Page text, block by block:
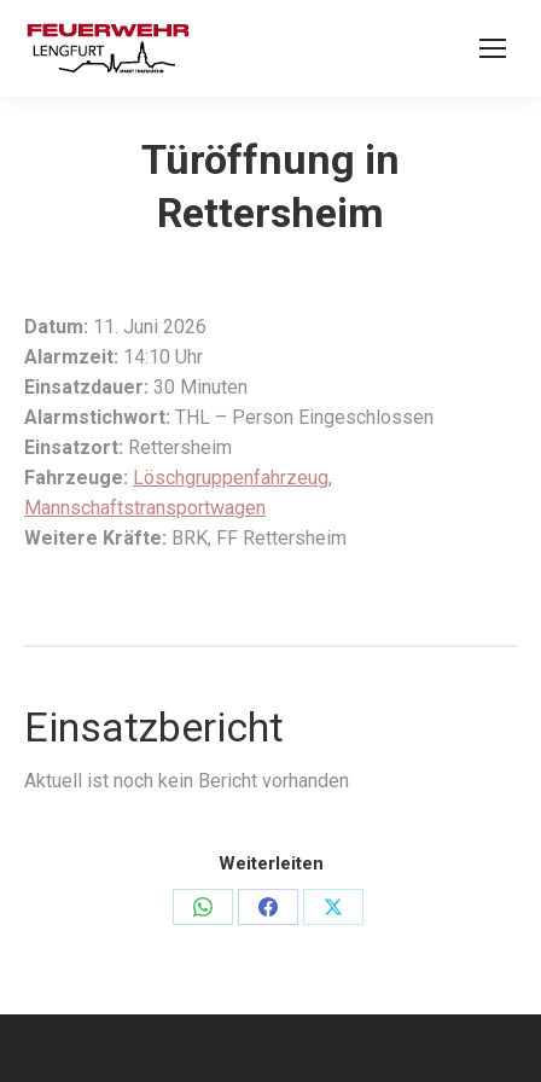
Türöffnung in
Rettersheim
Datum: 11. Juni 2026
Alarmzeit: 14:10 Uhr
Einsatzdauer: 30 Minuten
Alarmstichwort: THL – Person Eingeschlossen
Einsatzort: Rettersheim
Fahrzeuge: Löschgruppenfahrzeug,
Mannschaftstransportwagen
Weitere Kräfte: BRK, FF Rettersheim
Einsatzbericht
Aktuell ist noch kein Bericht vorhanden
Weiterleiten
Teilen
Teilen
Teilen